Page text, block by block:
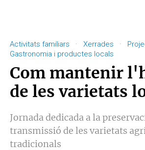
Activitats familiars · Xerrades ·
Gastronomia i productes locals
Com mantenir
de les varietats
Jornada dedicada a la
transmissió de les varietats
tradicionals